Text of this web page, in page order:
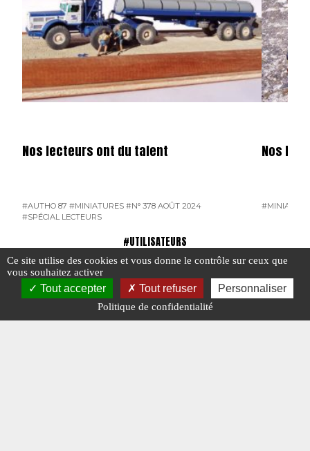
Nos lecteurs ont du talent
#AUTHO 87 #MINIATURES #N° 378 AOÛT 2024
#SPÉCIAL LECTEURS
Nos
#UTILISATEURS
Ce site utilise des cookies et vous donne le contrôle sur ceux que
vous souhaitez activer
Tout accepter Tout refuser Personnaliser
Politique de confidentialité